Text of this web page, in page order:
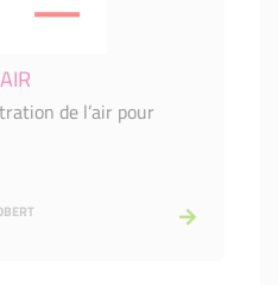
de l’air pour